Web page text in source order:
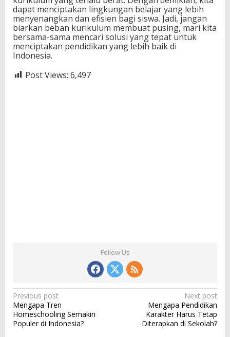
dapat menciptakan lingkungan belajar yang lebih
menyenangkan dan efisien bagi siswa. Jadi, jangan
biarkan beban kurikulum membuat pusing, mari kita
bersama-sama mencari solusi yang tepat untuk
menciptakan pendidikan yang lebih baik di
Indonesia.
Post Views: 6,497
Follow Us
P
o
s
Previous post
Mengapa Tren
Homeschooling Semakin
Populer di Indonesia?
Next post
Mengapa Pendidikan
Karakter Harus Tetap
Diterapkan di Sekolah?